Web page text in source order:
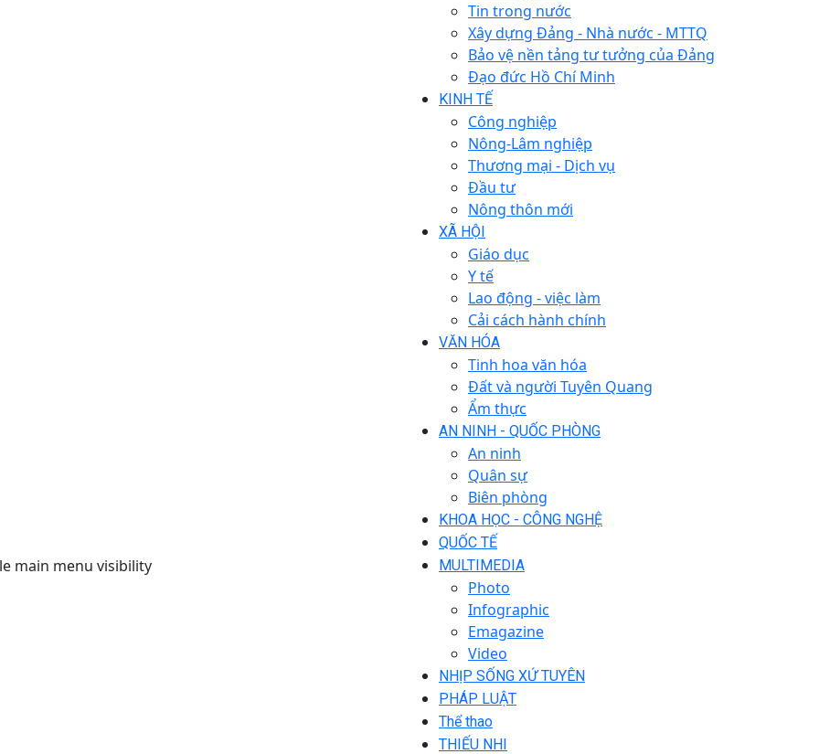
main menu visibility
Tin trong nước
Xây dựng Đảng - Nhà nước - MTTQ
Bảo vệ nền tảng tư tưởng của Đảng
Đạo đức Hồ Chí Minh
KINH TẾ
Công nghiệp
Nông-Lâm nghiệp
Thương mại - Dịch vụ
Đầu tư
Nông thôn mới
XÃ HỘI
Giáo dục
Y tế
Lao động - việc làm
Cải cách hành chính
VĂN HÓA
Tinh hoa văn hóa
Đất và người Tuyên Quang
Ẩm thực
AN NINH - QUỐC PHÒNG
An ninh
Quân sự
Biên phòng
KHOA HỌC - CÔNG NGHỆ
QUỐC TẾ
MULTIMEDIA
Photo
Infographic
Emagazine
Video
NHỊP SỐNG XỨ TUYÊN
PHÁP LUẬT
Thể thao
THIẾU NHI